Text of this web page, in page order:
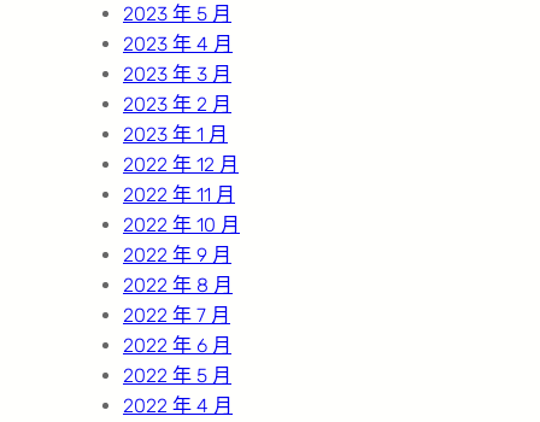
2023 年 5 月
2023 年 4 月
2023 年 3 月
2023 年 2 月
2023 年 1 月
2022 年 12 月
2022 年 11 月
2022 年 10 月
2022 年 9 月
2022 年 8 月
2022 年 7 月
2022 年 6 月
2022 年 5 月
2022 年 4 月